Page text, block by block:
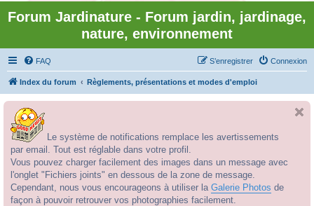
Forum Jardinature - Forum jardin, jardinage,
nature, environnement
FAQ Connexion
S’enregistrer
Index du forum Règlements, présentations et modes d'emploi
Le système de notifications remplace les avertissements
par email. Tout est réglable dans votre profil.
Vous pouvez charger facilement des images dans un message avec
l'onglet "Fichiers joints" en dessous de la zone de message.
Cependant, nous vous encourageons à utiliser la Galerie Photos de
façon à pouvoir retrouver vos photographies facilement.